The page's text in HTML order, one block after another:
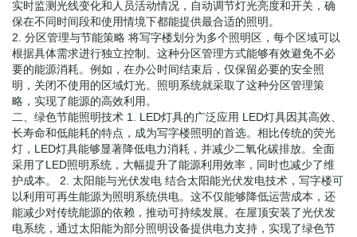
实时监测光线变化和人员活动情况，自动调节灯光亮度和开关，确
保在不同时间段和使用情境下都能提供最合适的照明。
2. 分区管理与节能策略 将写字楼划分为多个照明区，每个区域可以
根据具体需求进行独立控制。这种分区管理方式能够有效避免不必
要的能源消耗。例如，在办公时间结束后，仅保留必要的安全照
明，关闭不使用的区域灯光。照明系统就采取了这种分区管理策
略，实现了能源的高效利用。
二、绿色节能照明技术 1. LED灯具的广泛应用 LED灯具因其高效、
长寿命和低能耗的特点，成为写字楼照明的首选。相比传统的荧光
灯，LED灯具能够显著降低电力消耗，并减少二氧化碳排放。全面
采用了LED照明系统，大幅提升了能源利用效率，同时也减少了维
护成本。 2. 太阳能与光伏发电 结合太阳能光伏发电技术，写字楼可
以利用可再生能源为照明系统供电。这不仅能够降低运营成本，还
能减少对传统能源的依赖，推动可持续发展。在屋顶安装了光伏发
电系统，通过太阳能为部分照明设备提供电力支持，实现了绿色节